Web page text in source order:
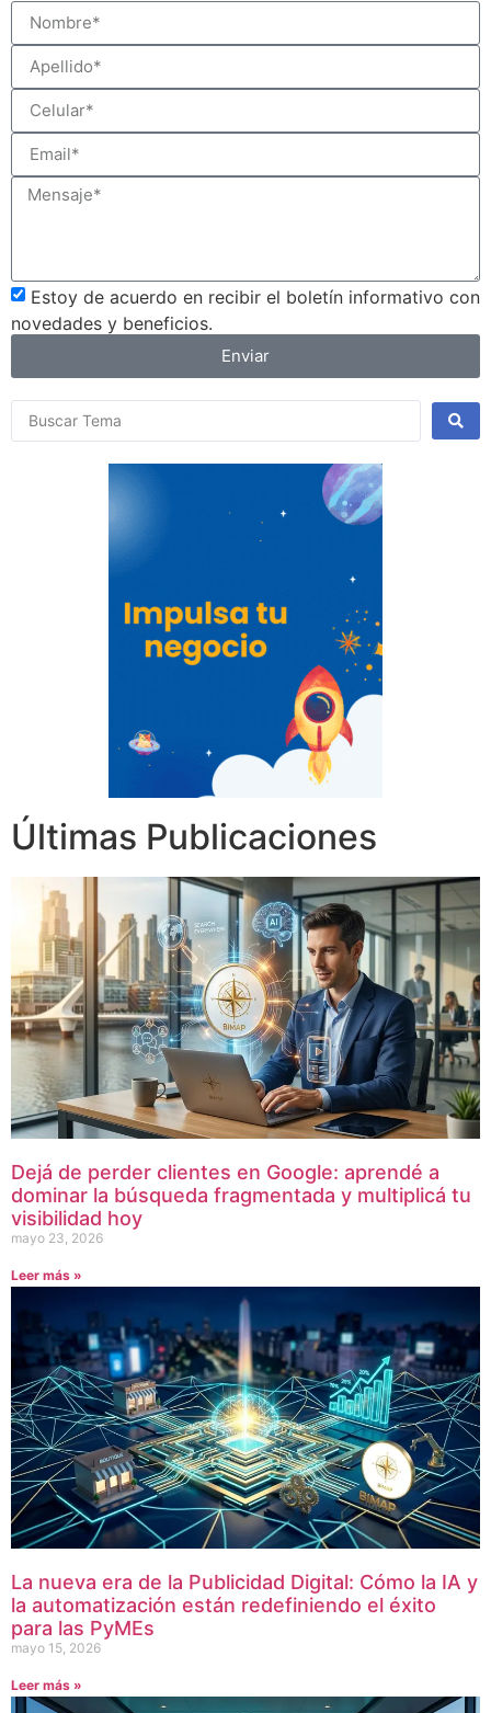
Estoy de acuerdo en recibir el boletín informativo con
novedades y beneficios.
Enviar
Últimas Publicaciones
Dejá de perder clientes en Google: aprendé a
dominar la búsqueda fragmentada y multiplicá tu
visibilidad hoy
mayo 23, 2026
Leer más »
La nueva era de la Publicidad Digital: Cómo la IA y
la automatización están redefiniendo el éxito
para las PyMEs
mayo 15, 2026
Leer más »